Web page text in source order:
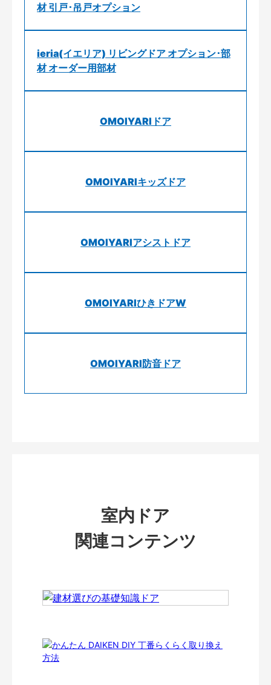
材 引戸･吊戸オプション
ieria(イエリア) リビングドア オプション･部
材 オーダー用部材
OMOIYARIドア
OMOIYARIキッズドア
OMOIYARIアシストドア
OMOIYARIひきドアW
OMOIYARI防音ドア
室内ドア
関連コンテンツ